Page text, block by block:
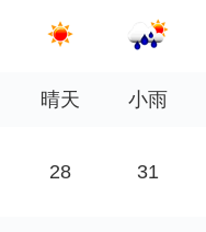
晴天 小雨
28 31